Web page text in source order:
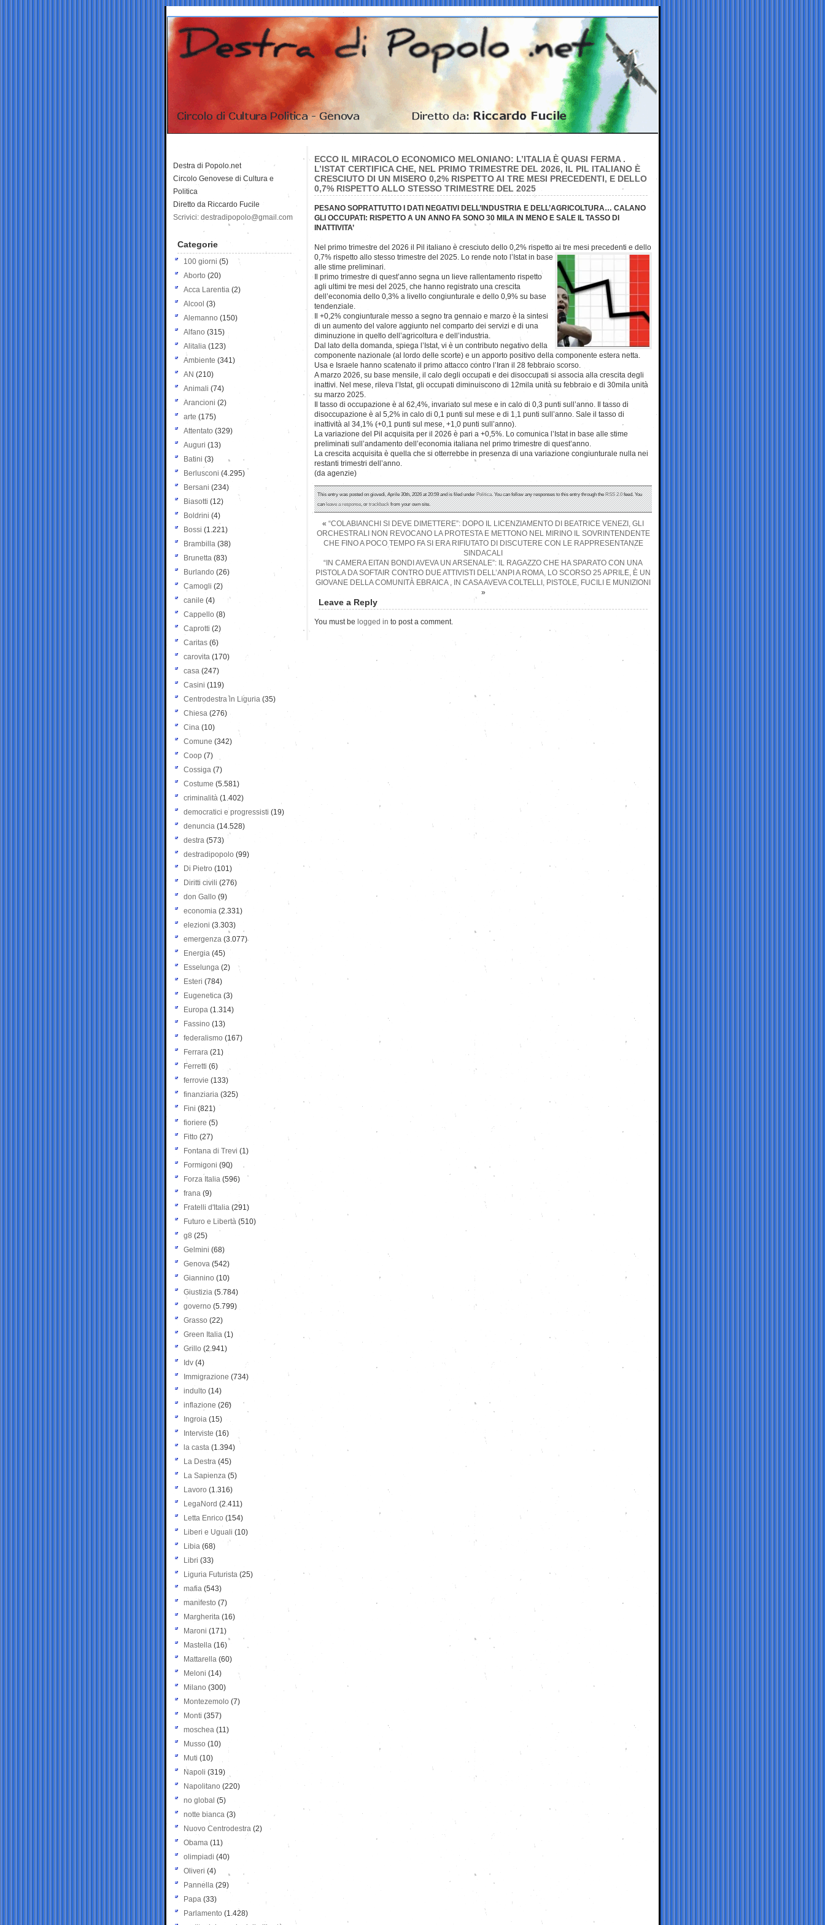
ECCO IL MIRACOLO ECONOMICO MELONIANO: L’ITALIA È QUASI FERMA .
L’ISTAT CERTIFICA CHE, NEL PRIMO TRIMESTRE DEL 2026, IL PIL ITALIANO È
CRESCIUTO DI UN MISERO 0,2% RISPETTO AI TRE MESI PRECEDENTI, E DELLO
0,7% RISPETTO ALLO STESSO TRIMESTRE DEL 2025
PESANO SOPRATTUTTO I DATI NEGATIVI DELL’INDUSTRIA E DELL’AGRICOLTURA… CALANO
GLI OCCUPATI: RISPETTO A UN ANNO FA SONO 30 MILA IN MENO E SALE IL TASSO DI
INATTIVITA’
Nel primo trimestre del 2026 il Pil italiano è cresciuto dello 0,2% rispetto ai tre mesiprecedenti e dello
0,7% rispetto allo stesso trimestre del 2025. Lo rende noto l’Istat in base
alle stime preliminari.
Il primo trimestre di quest’anno segna un lieve rallentamento rispetto
agli ultimi tre mesi del 2025, che hanno registrato una crescita
dell’economia dello 0,3% a livello congiunturale e dello 0,9% su base
tendenziale.
Il +0,2% congiunturale messo a segno tra gennaio e marzo è la sintesi
di un aumento del valore aggiunto nel comparto dei servizi e di una
diminuzione in quello dell’agricoltura e dell’industria.
Dal lato della domanda, spiega l’Istat, vi è un contributo negativo della
componente nazionale (al lordo delle scorte) e un apporto positivo della componente estera netta.
Usa e Israele hanno scatenato il primo attacco contro l’Iran il 28 febbraio scorso.
A marzo 2026, su base mensile, il calo degli occupati e dei disoccupati si associa alla crescita degli
inattivi. Nel mese, rileva l’Istat, gli occupati diminuiscono di 12mila unità su febbraio e di 30mila unità
su marzo 2025.
Il tasso di occupazione è al 62,4%, invariato sul mese e in calo di 0,3 punti sull’anno. Il tasso di
disoccupazione è al 5,2% in calo di 0,1 punti sul mese e di 1,1 punti sull’anno. Sale il tasso di
inattività al 34,1% (+0,1 punti sul mese, +1,0 punti sull’anno).
La variazione del Pil acquisita per il 2026 è pari a +0,5%. Lo comunica l’Istat in base alle stime
preliminati sull’andamento dell’economia italiana nel primo trimestre di quest’anno.
La crescita acquisita è quella che si otterrebbe in presenza di una variazione congiunturale nulla nei
restanti trimestri dell’anno.
(da agenzie)
This entry was posted on giovedì, Aprile 30th, 2026 at 20:59 and is filed underPolitica. You can follow any responses to this entry through theRSS 2.0feed. You
canleave a response, ortrackbackfrom your own site.
« “COLABIANCHI SI DEVE DIMETTERE”: DOPO IL LICENZIAMENTO DI BEATRICE VENEZI, GLI
ORCHESTRALI NON REVOCANO LA PROTESTA E METTONO NEL MIRINO IL SOVRINTENDENTE
CHE FINO A POCO TEMPO FA SI ERA RIFIUTATO DI DISCUTERE CON LE RAPPRESENTANZE
SINDACALI
“IN CAMERA EITAN BONDI AVEVA UN ARSENALE”: IL RAGAZZO CHE HA SPARATO CON UNA
PISTOLA DA SOFTAIR CONTRO DUE ATTIVISTI DELL’ANPI A ROMA, LO SCORSO 25 APRILE, È UN
GIOVANE DELLA COMUNITÀ EBRAICA , IN CASA AVEVA COLTELLI, PISTOLE, FUCILI E MUNIZIONI
»
Leave a Reply
You must be logged in to post a comment.
Destra di Popolo.net
Circolo Genovese di Cultura e
Politica
Diretto da Riccardo Fucile
Scrivici: destradipopolo@gmail.com
Categorie
100 giorni (5)
Aborto (20)
Acca Larentia (2)
Alcool (3)
Alemanno (150)
Alfano (315)
Alitalia (123)
Ambiente (341)
AN (210)
Animali (74)
Arancioni (2)
arte (175)
Attentato (329)
Auguri (13)
Batini (3)
Berlusconi (4.295)
Bersani (234)
Biasotti (12)
Boldrini (4)
Bossi (1.221)
Brambilla (38)
Brunetta (83)
Burlando (26)
Camogli (2)
canile (4)
Cappello (8)
Caprotti (2)
Caritas (6)
carovita (170)
casa (247)
Casini (119)
Centrodestra in Liguria (35)
Chiesa (276)
Cina (10)
Comune (342)
Coop (7)
Cossiga (7)
Costume (5.581)
criminalità (1.402)
democratici e progressisti (19)
denuncia (14.528)
destra (573)
destradipopolo (99)
Di Pietro (101)
Diritti civili (276)
don Gallo (9)
economia (2.331)
elezioni (3.303)
emergenza (3.077)
Energia (45)
Esselunga (2)
Esteri (784)
Eugenetica (3)
Europa (1.314)
Fassino (13)
federalismo (167)
Ferrara (21)
Ferretti (6)
ferrovie (133)
finanziaria (325)
Fini (821)
fioriere (5)
Fitto (27)
Fontana di Trevi (1)
Formigoni (90)
Forza Italia (596)
frana (9)
Fratelli d'Italia (291)
Futuro e Libertà (510)
g8 (25)
Gelmini (68)
Genova (542)
Giannino (10)
Giustizia (5.784)
governo (5.799)
Grasso (22)
Green Italia (1)
Grillo (2.941)
Idv (4)
Immigrazione (734)
indulto (14)
inflazione (26)
Ingroia (15)
Interviste (16)
la casta (1.394)
La Destra (45)
La Sapienza (5)
Lavoro (1.316)
LegaNord (2.411)
Letta Enrico (154)
Liberi e Uguali (10)
Libia (68)
Libri (33)
Liguria Futurista (25)
mafia (543)
manifesto (7)
Margherita (16)
Maroni (171)
Mastella (16)
Mattarella (60)
Meloni (14)
Milano (300)
Montezemolo (7)
Monti (357)
moschea (11)
Musso (10)
Muti (10)
Napoli (319)
Napolitano (220)
no global (5)
notte bianca (3)
Nuovo Centrodestra (2)
Obama (11)
olimpiadi (40)
Oliveri (4)
Pannella (29)
Papa (33)
Parlamento (1.428)